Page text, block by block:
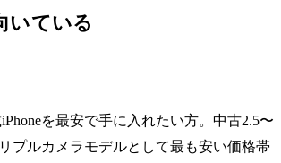
いている
を最安で手に入れたい方。中古2.5〜
プルカメラモデルとして最も安い価格帯